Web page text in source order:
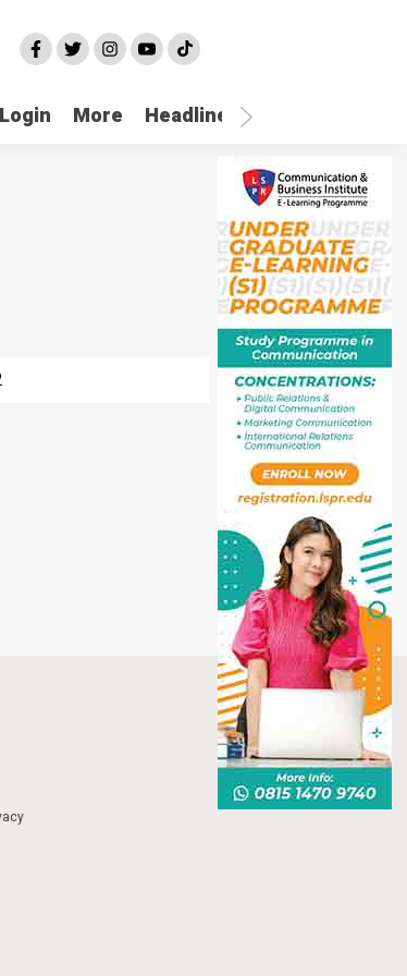
Login More Headline Selatpanjang